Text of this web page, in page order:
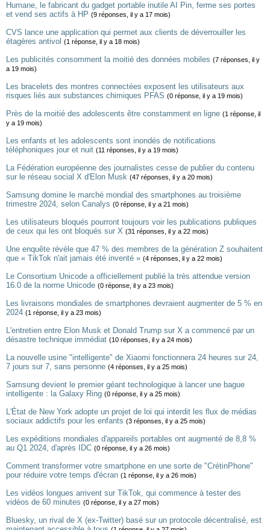
Humane, le fabricant du gadget portable inutile AI Pin, ferme ses portes
et vend ses actifs à HP (9 réponses, il y a 17 mois)
CVS lance une application qui permet aux clients de déverrouiller les
étagères antivol (1 réponse, il y a 18 mois)
Les publicités consomment la moitié des données mobiles (7 réponses, il y
a 19 mois)
Les bracelets des montres connectées exposent les utilisateurs aux
risques liés aux substances chimiques PFAS (0 réponse, il y a 19 mois)
Près de la moitié des adolescents être constamment en ligne (1 réponse, il
y a 19 mois)
Les enfants et les adolescents sont inondés de notifications
téléphoniques jour et nuit (11 réponses, il y a 19 mois)
La Fédération européenne des journalistes cesse de publier du contenu
sur le réseau social X d'Elon Musk (47 réponses, il y a 20 mois)
Samsung domine le marché mondial des smartphones au troisième
trimestre 2024, selon Canalys (0 réponse, il y a 21 mois)
Les utilisateurs bloqués pourront toujours voir les publications publiques
de ceux qui les ont bloqués sur X (31 réponses, il y a 22 mois)
Une enquête révèle que 47 % des membres de la génération Z souhaitent
que « TikTok n'ait jamais été inventé » (4 réponses, il y a 22 mois)
Le Consortium Unicode a officiellement publié la très attendue version
16.0 de la norme Unicode (0 réponse, il y a 23 mois)
Les livraisons mondiales de smartphones devraient augmenter de 5 % en
2024 (1 réponse, il y a 23 mois)
L'entretien entre Elon Musk et Donald Trump sur X a commencé par un
désastre technique immédiat (10 réponses, il y a 24 mois)
La nouvelle usine "intelligente" de Xiaomi fonctionnera 24 heures sur 24,
7 jours sur 7, sans personne (4 réponses, il y a 25 mois)
Samsung devient le premier géant technologique à lancer une bague
intelligente : la Galaxy Ring (0 réponse, il y a 25 mois)
L'État de New York adopte un projet de loi qui interdit les flux de médias
sociaux addictifs pour les enfants (3 réponses, il y a 25 mois)
Les expéditions mondiales d'appareils portables ont augmenté de 8,8 %
au Q1 2024, d'après IDC (0 réponse, il y a 26 mois)
Comment transformer votre smartphone en une sorte de "CrétinPhone"
pour réduire votre temps d'écran (1 réponse, il y a 26 mois)
Les vidéos longues arrivent sur TikTok, qui commence à tester des
vidéos de 60 minutes (0 réponse, il y a 27 mois)
Bluesky, un rival de X (ex-Twitter) basé sur un protocole décentralisé, est